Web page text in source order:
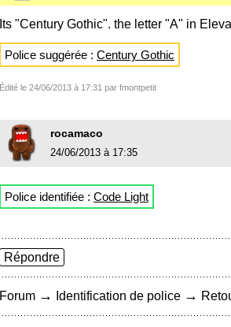
Its "Century Gothic". the letter "A" in
Police suggérée : Century Gothic
Édité le 24/06/2013 à 17:31 par fmontpetit
rocamaco
24/06/2013 à 17:35
Police identifiée : Code Light
Répondre
Forum → Identification de police →